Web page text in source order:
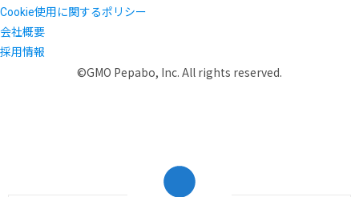
Cookie使用に関するポリシー
会社概要
採用情報
©GMO Pepabo, Inc. All rights reserved.